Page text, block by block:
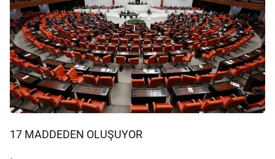
17 MADDEDEN OLUŞUYOR